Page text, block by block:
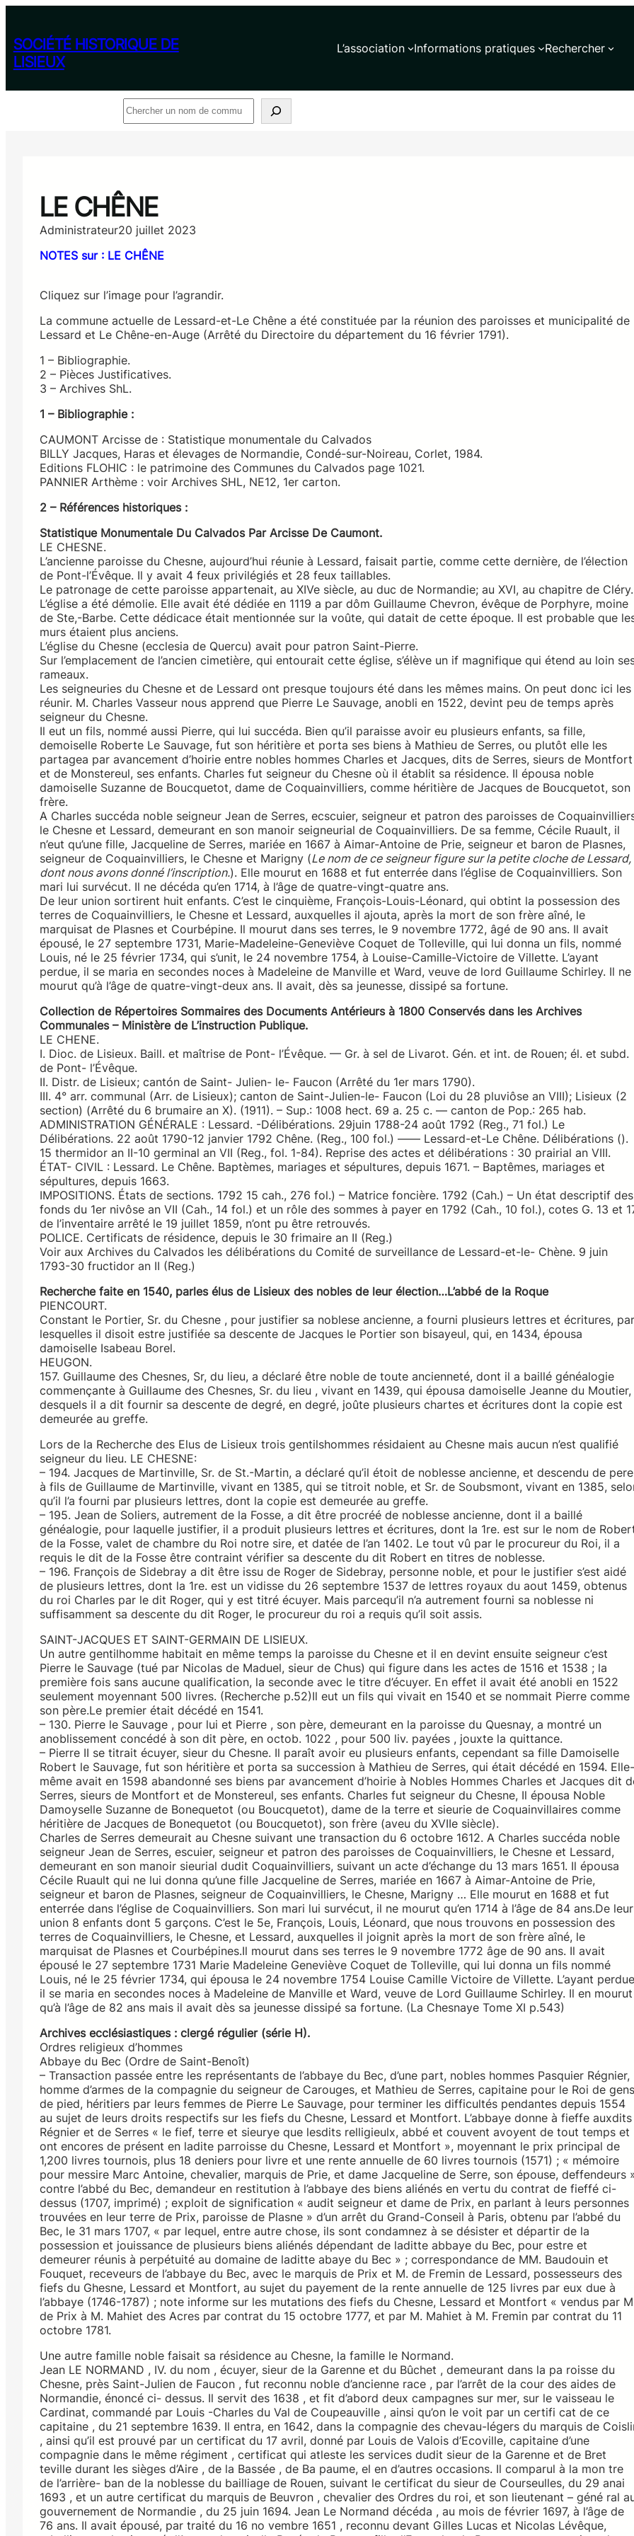
contenu
SOCIÉTÉ HISTORIQUE DE
LISIEUX
L’association Informations pratiques Rechercher
LE CHÊNE
Administrateur20 juillet 2023
NOTES sur : LE CHÊNE
Cliquez sur l’image pour l’agrandir.
La commune actuelle de Lessard-et-Le Chêne a été constituée par la réunion des paroisses et municipalité de
Lessard et Le Chêne-en-Auge (Arrêté du Directoire du département du 16 février 1791).
1 – Bibliographie.
2 – Pièces Justificatives.
3 – Archives ShL.
1 – Bibliographie :
CAUMONT Arcisse de : Statistique monumentale du Calvados
BILLY Jacques, Haras et élevages de Normandie, Condé-sur-Noireau, Corlet, 1984.
Editions FLOHIC : le patrimoine des Communes du Calvados page 1021.
PANNIER Arthème : voir Archives SHL, NE12, 1er carton.
2 – Références historiques :
Statistique Monumentale Du Calvados Par Arcisse De Caumont.
LE CHESNE.
L’ancienne paroisse du Chesne, aujourd’hui réunie à Lessard, faisait partie, comme cette dernière, de l’élection
de Pont-l’Évêque. Il y avait 4 feux privilégiés et 28 feux taillables.
Le patronage de cette paroisse appartenait, au XIVe siècle, au duc de Normandie; au XVI, au chapitre de Cléry.
L’église a été démolie. Elle avait été dédiée en 1119 a par dôm Guillaume Chevron, évêque de Porphyre, moine
de Ste,-Barbe. Cette dédicace était mentionnée sur la voûte, qui datait de cette époque. Il est probable que
murs étaient plus anciens.
L’église du Chesne (ecclesia de Quercu) avait pour patron Saint-Pierre.
Sur l’emplacement de l’ancien cimetière, qui entourait cette église, s’élève un if magnifique qui étend au loin
rameaux.
Les seigneuries du Chesne et de Lessard ont presque toujours été dans les mêmes mains. On peut donc ici les
réunir. M. Charles Vasseur nous apprend que Pierre Le Sauvage, anobli en 1522, devint peu de temps après
seigneur du Chesne.
Il eut un fils, nommé aussi Pierre, qui lui succéda. Bien qu’il paraisse avoir eu plusieurs enfants, sa fille,
demoiselle Roberte Le Sauvage, fut son héritière et porta ses biens à Mathieu de Serres, ou plutôt elle les
partagea par avancement d’hoirie entre nobles hommes Charles et Jacques, dits de Serres, sieurs de Montfort
et de Monstereul, ses enfants. Charles fut seigneur du Chesne où il établit sa résidence. Il épousa noble
damoiselle Suzanne de Boucquetot, dame de Coquainvilliers, comme héritière de Jacques de Boucquetot, son
frère.
A Charles succéda noble seigneur Jean de Serres, ecscuier, seigneur et patron des paroisses de
le Chesne et Lessard, demeurant en son manoir seigneurial de Coquainvilliers. De sa femme, Cécile Ruault, il
n’eut qu’une fille, Jacqueline de Serres, mariée en 1667 à Aimar-Antoine de Prie, seigneur et baron de Plasnes,
seigneur de Coquainvilliers, le Chesne et Marigny (Le nom de ce seigneur figure sur la petite cloche de Lessard,
dont nous avons donné l’inscription.). Elle mourut en 1688 et fut enterrée dans l’église de Coquainvilliers. Son
mari lui survécut. Il ne décéda qu’en 1714, à l’âge de quatre-vingt-quatre ans.
De leur union sortirent huit enfants. C’est le cinquième, François-Louis-Léonard, qui obtint la possession des
terres de Coquainvilliers, le Chesne et Lessard, auxquelles il ajouta, après la mort de son frère aîné, le
marquisat de Plasnes et Courbépine. Il mourut dans ses terres, le 9 novembre 1772, âgé de 90 ans. Il avait
épousé, le 27 septembre 1731, Marie-Madeleine-Geneviève Coquet de Tolleville, qui lui donna un fils, nommé
Louis, né le 25 février 1734, qui s’unit, le 24 novembre 1754, à Louise-Camille-Victoire de Villette. L’ayant
perdue, il se maria en secondes noces à Madeleine de Manville et Ward, veuve de lord Guillaume Schirley. Il ne
mourut qu’à l’âge de quatre-vingt-deux ans. Il avait, dès sa jeunesse, dissipé sa fortune.
Collection de Répertoires Sommaires des Documents Antérieurs à 1800 Conservés dans les Archives
Communales – Ministère de L’instruction Publique.
LE CHENE.
I. Dioc. de Lisieux. Baill. et maîtrise de Pont- l’Évêque. — Gr. à sel de Livarot. Gén. et int. de Rouen; él. et subd.
de Pont- l’Évêque.
II. Distr. de Lisieux; cantón de Saint- Julien- le- Faucon (Arrêté du 1er mars 1790).
III. 4° arr. communal (Arr. de Lisieux); canton de Saint-Julien-le- Faucon (Loi du 28 pluviôse an VIII); Lisieux (2
section) (Arrêté du 6 brumaire an X). (1911). – Sup.: 1008 hect. 69 a. 25 c. — canton de Pop.: 265 hab.
ADMINISTRATION GÉNÉRALE : Lessard. -Délibérations. 29juin 1788-24 août 1792 (Reg., 71 fol.) Le
Délibérations. 22 août 1790-12 janvier 1792 Chêne. (Reg., 100 fol.) ―― Lessard-et-Le Chêne. Délibérations ().
15 thermidor an II-10 germinal an VII (Reg., fol. 1-84). Reprise des actes et délibérations : 30 prairial an VIII.
ÉTAT- CIVIL : Lessard. Le Chêne. Baptèmes, mariages et sépultures, depuis 1671. – Baptêmes, mariages et
sépultures, depuis 1663.
IMPOSITIONS. États de sections. 1792 15 cah., 276 fol.) – Matrice foncière. 1792 (Cah.) – Un état descriptif des
fonds du 1er nivôse an VII (Cah., 14 fol.) et un rôle des sommes à payer en 1792 (Cah., 10 fol.), cotes G. 13 et
de l’inventaire arrêté le 19 juillet 1859, n’ont pu être retrouvés.
POLICE. Certificats de résidence, depuis le 30 frimaire an II (Reg.)
Voir aux Archives du Calvados les délibérations du Comité de surveillance de Lessard-et-le- Chène. 9 juin
1793-30 fructidor an II (Reg.)
Recherche faite en 1540, parles élus de Lisieux des nobles de leur élection…L’abbé de la Roque
PIENCOURT.
Constant le Portier, Sr. du Chesne , pour justifier sa noblese ancienne, a fourni plusieurs lettres et écritures, par
lesquelles il disoit estre justifiée sa descente de Jacques le Portier son bisayeul, qui, en 1434, épousa
damoiselle Isabeau Borel.
HEUGON.
157. Guillaume des Chesnes, Sr, du lieu, a déclaré être noble de toute ancienneté, dont il a baillé généalogie
commençante à Guillaume des Chesnes, Sr. du lieu , vivant en 1439, qui épousa damoiselle Jeanne du Moutier,
desquels il a dit fournir sa descente de degré, en degré, joûte plusieurs chartes et écritures dont la copie est
demeurée au greffe.
Lors de la Recherche des Elus de Lisieux trois gentilshommes résidaient au Chesne mais aucun n’est qualifié
seigneur du lieu. LE CHESNE:
– 194. Jacques de Martinville, Sr. de St.-Martin, a déclaré qu’il étoit de noblesse ancienne, et descendu de pere
à fils de Guillaume de Martinville, vivant en 1385, qui se titroit noble, et Sr. de Soubsmont, vivant en 1385,
qu’il l’a fourni par plusieurs lettres, dont la copie est demeurée au greffe.
– 195. Jean de Soliers, autrement de la Fosse, a dit être procréé de noblesse ancienne, dont il a baillé
généalogie, pour laquelle justifier, il a produit plusieurs lettres et écritures, dont la 1re. est sur le nom de
de la Fosse, valet de chambre du Roi notre sire, et datée de l’an 1402. Le tout vû par le procureur du Roi, il a
requis le dit de la Fosse être contraint vérifier sa descente du dit Robert en titres de noblesse.
– 196. François de Sidebray a dit être issu de Roger de Sidebray, personne noble, et pour le justifier s’est aidé
de plusieurs lettres, dont la 1re. est un vidisse du 26 septembre 1537 de lettres royaux du aout 1459, obtenus
du roi Charles par le dit Roger, qui y est titré écuyer. Mais parcequ’il n’a autrement fourni sa noblesse ni
suffisamment sa descente du dit Roger, le procureur du roi a requis qu’il soit assis.
SAINT-JACQUES ET SAINT-GERMAIN DE LISIEUX.
Un autre gentilhomme habitait en même temps la paroisse du Chesne et il en devint ensuite seigneur c’est
Pierre le Sauvage (tué par Nicolas de Maduel, sieur de Chus) qui figure dans les actes de 1516 et 1538 ; la
première fois sans aucune qualification, la seconde avec le titre d’écuyer. En effet il avait été anobli en 1522
seulement moyennant 500 livres. (Recherche p.52)Il eut un fils qui vivait en 1540 et se nommait Pierre comme
son père.Le premier était décédé en 1541.
– 130. Pierre le Sauvage , pour lui et Pierre , son père, demeurant en la paroisse du Quesnay, a montré un
anoblissement concédé à son dit père, en octob. 1022 , pour 500 liv. payées , jouxte la quittance.
– Pierre II se titrait écuyer, sieur du Chesne. Il paraît avoir eu plusieurs enfants, cependant sa fille Damoiselle
Robert le Sauvage, fut son héritière et porta sa succession à Mathieu de Serres, qui était décédé en 1594. Elle-
même avait en 1598 abandonné ses biens par avancement d’hoirie à Nobles Hommes Charles et Jacques dit
Serres, sieurs de Montfort et de Monstereul, ses enfants. Charles fut seigneur du Chesne, Il épousa Noble
Damoyselle Suzanne de Bonequetot (ou Boucquetot), dame de la terre et sieurie de Coquainvillaires comme
héritière de Jacques de Bonequetot (ou Boucquetot), son frère (aveu du XVIIe siècle).
Charles de Serres demeurait au Chesne suivant une transaction du 6 octobre 1612. A Charles succéda noble
seigneur Jean de Serres, escuier, seigneur et patron des paroisses de Coquainvilliers, le Chesne et Lessard,
demeurant en son manoir sieurial dudit Coquainvilliers, suivant un acte d’échange du 13 mars 1651. Il épousa
Cécile Ruault qui ne lui donna qu’une fille Jacqueline de Serres, mariée en 1667 à Aimar-Antoine de Prie,
seigneur et baron de Plasnes, seigneur de Coquainvilliers, le Chesne, Marigny … Elle mourut en 1688 et fut
enterrée dans l’église de Coquainvilliers. Son mari lui survécut, il ne mourut qu’en 1714 à l’âge de 84 ans.De leur
union 8 enfants dont 5 garçons. C’est le 5e, François, Louis, Léonard, que nous trouvons en possession des
terres de Coquainvilliers, le Chesne, et Lessard, auxquelles il joignit après la mort de son frère aîné, le
marquisat de Plasnes et Courbépines.Il mourut dans ses terres le 9 novembre 1772 âge de 90 ans. Il avait
épousé le 27 septembre 1731 Marie Madeleine Geneviève Coquet de Tolleville, qui lui donna un fils nommé
Louis, né le 25 février 1734, qui épousa le 24 novembre 1754 Louise Camille Victoire de Villette. L’ayant perdue
il se maria en secondes noces à Madeleine de Manville et Ward, veuve de Lord Guillaume Schirley. Il en mourut
qu’à l’âge de 82 ans mais il avait dès sa jeunesse dissipé sa fortune. (La Chesnaye Tome XI p.543)
Archives ecclésiastiques : clergé régulier (série H).
Ordres religieux d’hommes
Abbaye du Bec (Ordre de Saint-Benoît)
– Transaction passée entre les représentants de l’abbaye du Bec, d’une part, nobles hommes Pasquier Régnier,
homme d’armes de la compagnie du seigneur de Carouges, et Mathieu de Serres, capitaine pour le Roi de gens
de pied, héritiers par leurs femmes de Pierre Le Sauvage, pour terminer les difficultés pendantes depuis 1554
au sujet de leurs droits respectifs sur les fiefs du Chesne, Lessard et Montfort. L’abbaye donne à fieffe auxdits
Régnier et de Serres « le fief, terre et sieurye que lesdits relligieulx, abbé et couvent avoyent de tout temps et
ont encores de présent en ladite parroisse du Chesne, Lessard et Montfort », moyennant le prix principal de
1,200 livres tournois, plus 18 deniers pour livre et une rente annuelle de 60 livres tournois (1571) ; « mémoire
pour messire Marc Antoine, chevalier, marquis de Prie, et dame Jacqueline de Serre, son épouse, deffendeurs
contre l’abbé du Bec, demandeur en restitution à l’abbaye des biens aliénés en vertu du contrat de fieffé ci-
dessus (1707, imprimé) ; exploit de signification « audit seigneur et dame de Prix, en parlant à leurs personnes
trouvées en leur terre de Prix, paroisse de Plasne » d’un arrêt du Grand-Conseil à Paris, obtenu par l’abbé du
Bec, le 31 mars 1707, « par lequel, entre autre chose, ils sont condamnez à se désister et départir de la
possession et jouissance de plusieurs biens aliénés dépendant de laditte abbaye du Bec, pour estre et
demeurer réunis à perpétuité au domaine de laditte abaye du Bec » ; correspondance de MM. Baudouin et
Fouquet, receveurs de l’abbaye du Bec, avec le marquis de Prix et M. de Fremin de Lessard, possesseurs des
fiefs du Ghesne, Lessard et Montfort, au sujet du payement de la rente annuelle de 125 livres par eux due à
l’abbaye (1746-1787) ; note informe sur les mutations des fiefs du Chesne, Lessard et Montfort « vendus par
de Prix à M. Mahiet des Acres par contrat du 15 octobre 1777, et par M. Mahiet à M. Fremin par contrat du 11
octobre 1781.
Une autre famille noble faisait sa résidence au Chesne, la famille le Normand.
Jean LE NORMAND , IV. du nom , écuyer, sieur de la Garenne et du Bûchet , demeurant dans la pa roisse du
Chesne, près Saint-Julien de Faucon , fut reconnu noble d’ancienne race , par l’arrêt de la cour des aides de
Normandie, énoncé ci- dessus. Il servit des 1638 , et fit d’abord deux campagnes sur mer, sur le vaisseau le
Cardinat, commandé par Louis -Charles du Val de Coupeauville , ainsi qu’on le voit par un certifi cat de ce
capitaine , du 21 septembre 1639. Il entra, en 1642, dans la compagnie des chevau-légers du marquis de
, ainsi qu’il est prouvé par un certificat du 17 avril, donné par Louis de Valois d’Ecoville, capitaine d’une
compagnie dans le même régiment , certificat qui atleste les services dudit sieur de la Garenne et de Bret
teville durant les sièges d’Aire , de la Bassée , de Ba paume, el en d’autres occasions. Il comparul à la mon tre
de l’arrière- ban de la noblesse du bailliage de Rouen, suivant le certificat du sieur de Courseulles, du 29 anai
1693 , et un autre certificat du marquis de Beuvron , chevalier des Ordres du roi, et son lieutenant – géné ral
gouvernement de Normandie , du 25 juin 1694. Jean Le Normand décéda , au mois de février 1697, à l’âge de
76 ans. Il avait épousé, par traité du 16 no vembre 1651 , reconnu devant Gilles Lucas et Nicolas Lévêque,